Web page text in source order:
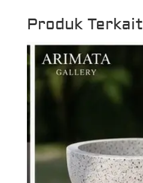
Produk Terkait